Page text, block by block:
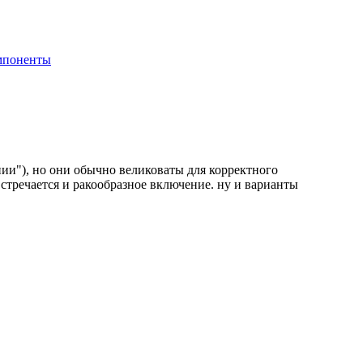
но они обычно великоваты для корректного
и ракообразное включение. ну и варианты